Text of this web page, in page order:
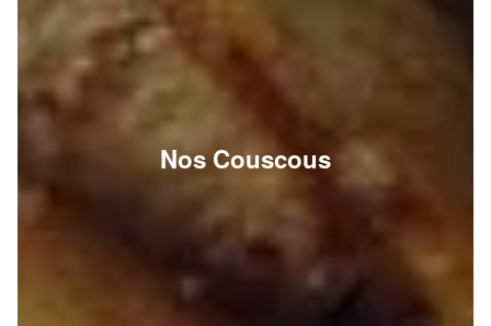
Nos Couscous